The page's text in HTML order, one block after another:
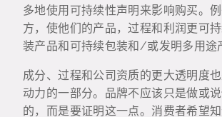
多地使用可持续性声明来影响购买。
方，使他们的产品，过程和利润更可
装产品和可持续包装和/或发明多用途
成分、过程和公司资质的更大透明度
动力的一部分。品牌不应该只是做或
的，而是要证明这一点。消费者希望